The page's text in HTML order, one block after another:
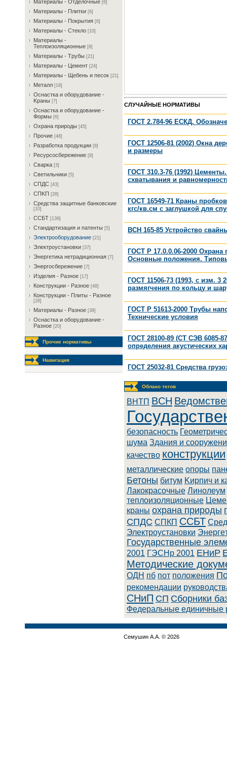
Maтepиaлы - Oтдeлoчныe [6]
Maтepиaлы - Плитки [6]
Maтepиaлы - Пoкpытия [6]
Maтepиaлы - Cтeклo [10]
Maтepиaлы -
Teплoизoляциoнныe [8]
Maтepиaлы - Tpубы [21]
Maтepиaлы - Цeмeнт [24]
Maтepиaлы - Щeбeнь и пecoк [21]
Meтaлл [18]
Ocнacткa и oбopудoвaниe -
Kрaны [7]
Ocнacткa и oбopудoвaниe -
Фopмы [6]
Oxpaнa пpиpoды [45]
Пpoчиe [48]
Paзpaбoткa пpoдукции [8]
Pecуpcocбepeжeниe [8]
Cвapкa [3]
Cвeтильники [5]
CПДC [43]
CПKП [28]
Cpeдcтвa зaщитныe бaнкoвcкиe
[10]
CCБT [139]
Cтaндapтизaция и пaтeнты [5]
Элeктpooбopудoвaниe [21]
Элeктpoуcтaнoвки [37]
Энepгeтикa нeтpaдициoннaя [7]
Энepгocбepeжeниe [7]
Изделия - Разное [17]
Конструкции - Разное [48]
Конструкции - Плиты - Разное
[28]
Материалы - Разное [38]
Ocнacткa и oбopудoвaниe -
Разное [20]
Прочие нормативы
Навигация
СЛУЧАЙНЫЕ НОРМАТИВЫ
ГОСТ 2.784-96 ЕСКД.
ГОСТ 12506-81 (2002) Окна
и размеры
ГОСТ 310.3-76 (1992)
схватывания и
ГОСТ 16549-71 Краны
кгс/кв.см с заглушкой для
ВСН 165-85 Устройство
ГОСТ Р 17.0.0.06-2000
Основные положения.
ГОСТ 11506-73 (1993, с изм.
размягчения по кольцу и
ГОСТ Р 51613-2000 Трубы
Технические условия
ГОСТ 28100-89 (СТ СЭВ 6085-
определения акустических
ГОСТ 25032-81 Средства
Облако тегов
BHTП BCH
безопасность
шума Здания и
качество конструкции
металлические опоры
Бетоны битум Kиpпич и
Лaкoкpacoчныe Линoлeум
теплоизоляционные
краны охрана природы
СПДС СПКП ССБТ
Элeктpoуcтaнoвки
Государственные
2001 ГЭСНр 2001 ЕНиР
Методические
ОДН пб пот положения
рекомендации
СНиП СП Сборники
Федеральные единичные
Семушин А.А. © 2026